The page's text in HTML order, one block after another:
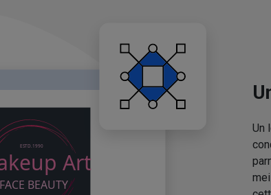
Un